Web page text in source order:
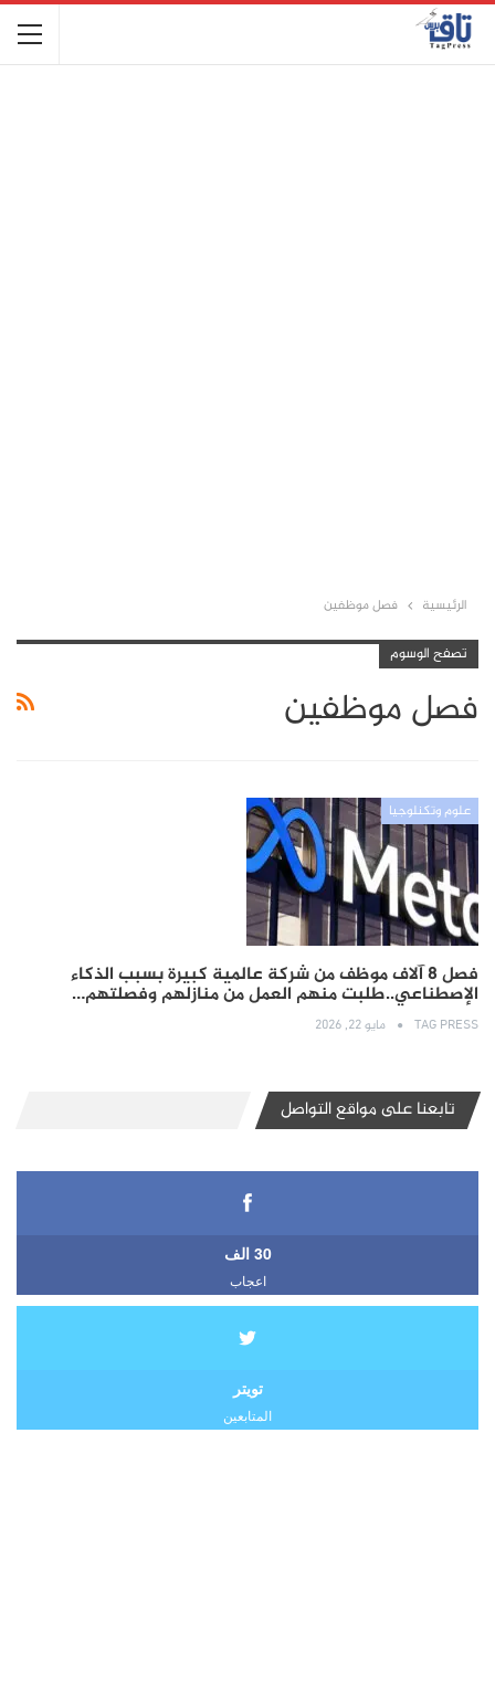
الرئيسية فصل موظفين
تصفح الوسوم
فصل موظفين
علوم وتكنلوجيا
فصل 8 آلاف موظف من شركة عالمية كبيرة بسبب الذكاء
الإصطناعي..طلبت منهم العمل من منازلهم وفصلتهم…
TAG PRESS مايو 22, 2026
تابعنا على مواقع التواصل
30 الف
اعجاب
تويتر
المتابعين